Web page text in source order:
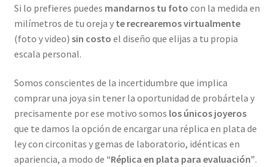
Si lo prefieres puedes mandarnos tu foto con la medida en
milímetros de tu oreja y te recrearemos virtualmente
(foto y video) sin costo el diseño que elijas a tu propia
escala personal.
Somos conscientes de la incertidumbre que implica
comprar una joya sin tener la oportunidad de probártela y
precisamente por ese motivo somos los únicos joyeros
que te damos la opción de encargar una réplica en plata de
ley con circonitas y gemas de laboratorio, idénticas en
apariencia, a modo de “Réplica en plata para evaluación”.